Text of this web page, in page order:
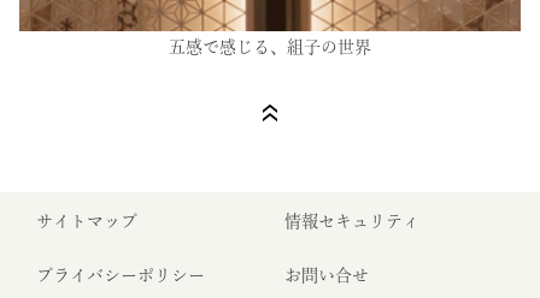
五感で感じる、組子の世界
サイトマップ 情報セキュリティ
プライバシーポリシー お問い合せ